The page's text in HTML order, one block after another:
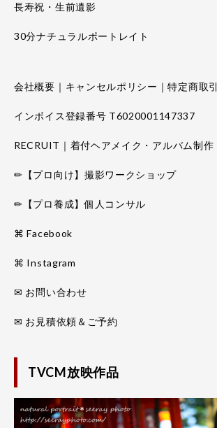
長寿祝・生前遺影
30分ナチュラルポートレイト
会社概要｜キャンセルポリシー｜特定商取引
インボイス登録番号 T6020001147337
RECRUIT｜着付ヘアメイク・アルバム制作
✏【プロ向け】撮影ワークショップ
✏【プロ養成】個人コンサル
⌘ Facebook
⌘ Instagram
✉ お問い合わせ
✉ お見積依頼＆ご予約
TVCM放映作品